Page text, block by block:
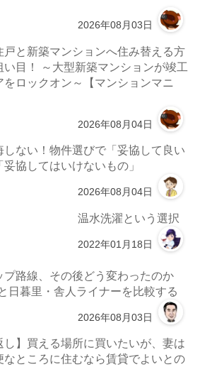
2026年08月03日
戸と新築マンションへ住み替える方
い目！ ～大型新築マンションが竣工
をロックオン～【マンションマニ
2026年08月04日
しない！物件選びで「妥協して良い
妥協してはいけないもの」
2026年08月04日
温水洗濯という選択
2022年01月18日
プ路線、その後どう変わったのか
日暮里・舎人ライナーを比較する
2026年08月03日
し】買える場所に買いたいが、妻は
なところに住むなら賃貸でよいとの